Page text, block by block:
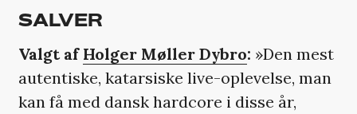
SALVER
Valgt af Holger Møller Dybro: »Den mest
autentiske, katarsiske live-oplevelse, man
kan få med dansk hardcore i disse år,